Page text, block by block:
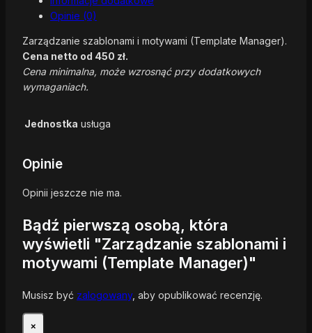
Opinie (0)
Zarządzanie szablonami i motywami (Template Manager).
Cena netto od 450 zł.
Cena minimalna, może wzrosnąć przy dodatkowych
wymaganiach.
Jednostka usługa
Opinie
Opinii jeszcze nie ma.
Bądź pierwszą osobą, która
wyświetli "Zarządzanie szablonami i
motywami (Template Manager)"
Musisz być zalogowany, aby opublikować recenzję.
×